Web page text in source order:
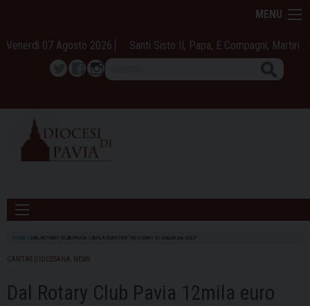
content
MENU
Venerdì 07 Agosto 2026 Santi Sisto II, Papa, E Compagni, Martiri
TwitterFacebook
Instagram
HOME DAL ROTARY CLUB PAVIA 12MILA EURO PER “NESSUNO SI SALVA DA SOLO”
CARITAS DIOCESANA NEWS
Dal Rotary Club Pavia 12mila euro